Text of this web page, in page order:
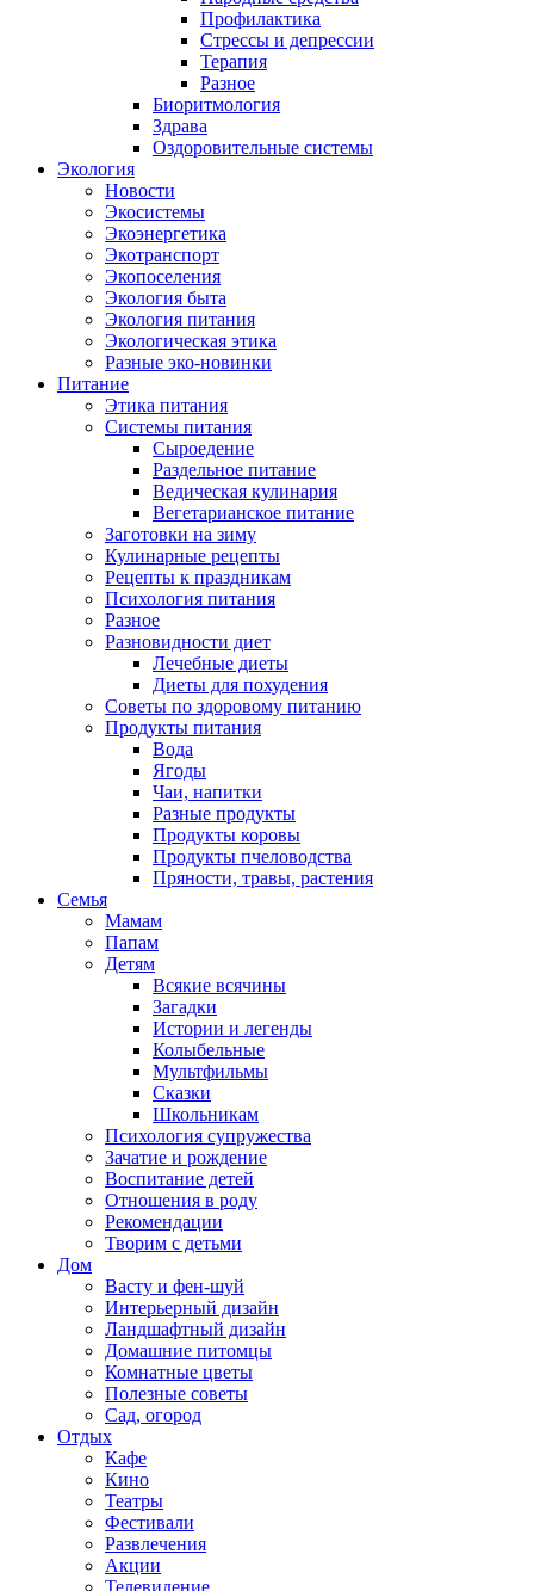
Профилактика
Стрессы и депрессии
Терапия
Разное
Биоритмология
Здрава
Оздоровительные системы
Экология
Новости
Экосистемы
Экоэнергетика
Экотранспорт
Экопоселения
Экология быта
Экология питания
Экологическая этика
Разные эко-новинки
Питание
Этика питания
Системы питания
Сыроедение
Раздельное питание
Ведическая кулинария
Вегетарианское питание
Заготовки на зиму
Кулинарные рецепты
Рецепты к праздникам
Психология питания
Разное
Разновидности диет
Лечебные диеты
Диеты для похудения
Советы по здоровому питанию
Продукты питания
Вода
Ягоды
Чаи, напитки
Разные продукты
Продукты коровы
Продукты пчеловодства
Пряности, травы, растения
Семья
Мамам
Папам
Детям
Всякие всячины
Загадки
Истории и легенды
Колыбельные
Мультфильмы
Сказки
Школьникам
Психология супружества
Зачатие и рождение
Воспитание детей
Отношения в роду
Рекомендации
Творим с детьми
Дом
Васту и фен-шуй
Интерьерный дизайн
Ландшафтный дизайн
Домашние питомцы
Комнатные цветы
Полезные советы
Сад, огород
Отдых
Кафе
Кино
Театры
Фестивали
Развлечения
Акции
Телевидение